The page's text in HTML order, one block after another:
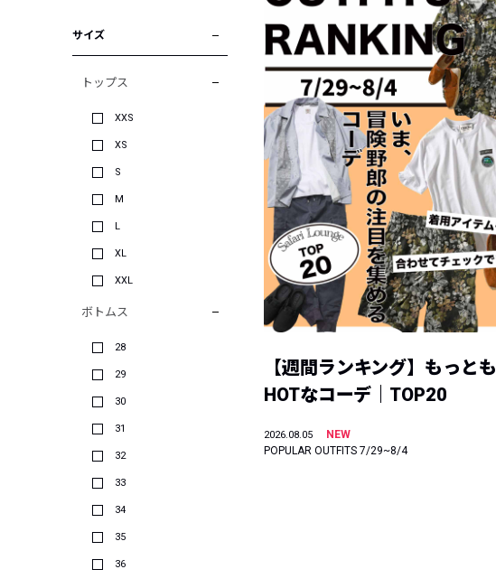
サイズ
トップス
XXS
XS
S
M
L
XL
XXL
ボトムス
28
29
30
31
32
33
34
35
36
【週間ランキング】もっとも
HOTなコーデ｜TOP20
2026.08.05
NEW
POPULAR OUTFITS 7/29~8/4